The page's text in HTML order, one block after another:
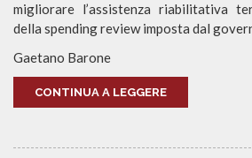
migliorare l’assistenza riabilitativa
della spending review imposta dal
Gaetano Barone
CONTINUA A LEGGERE